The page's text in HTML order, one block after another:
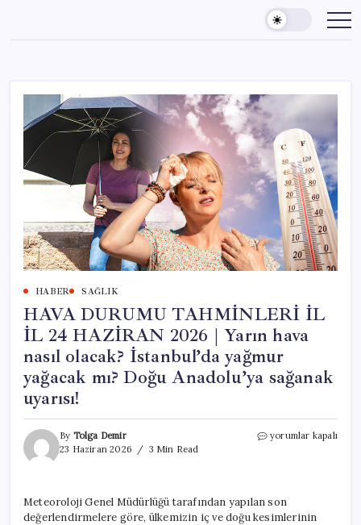
content
HABER SAĞLIK
HAVA DURUMU TAHMİNLERİ İL
İL 24 HAZİRAN 2026 | Yarın hava
nasıl olacak? İstanbul’da yağmur
yağacak mı? Doğu Anadolu’ya sağanak
uyarısı!
By Tolga Demir
23 Haziran 2026
3 Min Read
HAVA
24
HAZİRAN
yorumlar kapalı
Meteoroloji Genel Müdürlüğü tarafından yapılan son
değerlendirmelere göre, ülkemizin iç ve doğu kesimlerinin